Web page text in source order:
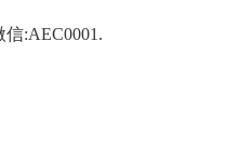
:AEC0001.